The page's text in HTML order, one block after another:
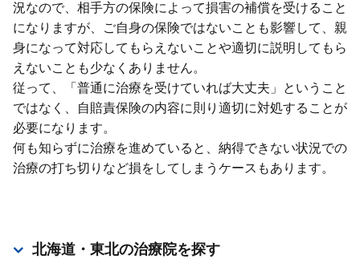
況なので、相⼿⽅の保険によって損害の補償を受けること
になりますが、ご⾃⾝の保険ではないことも影響して、親
⾝になって対応してもらえないことや適切に説明してもら
えないことも少なくありません。
従って、「普通に治療を受けていれば⼤丈夫」ということ
ではなく、⾃賠責保険の内容に則り適切に対処することが
必要になります。
何も知らずに治療を進めていると、納得できない状況での
治療の打ち切りなど損をしてしまうケースもあります。
北海道・東北の治療院を探す